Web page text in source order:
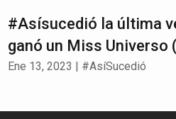
#Asísucedió la última
ganó un Miss Universo
Ene 13, 2023 | #AsíSucedió